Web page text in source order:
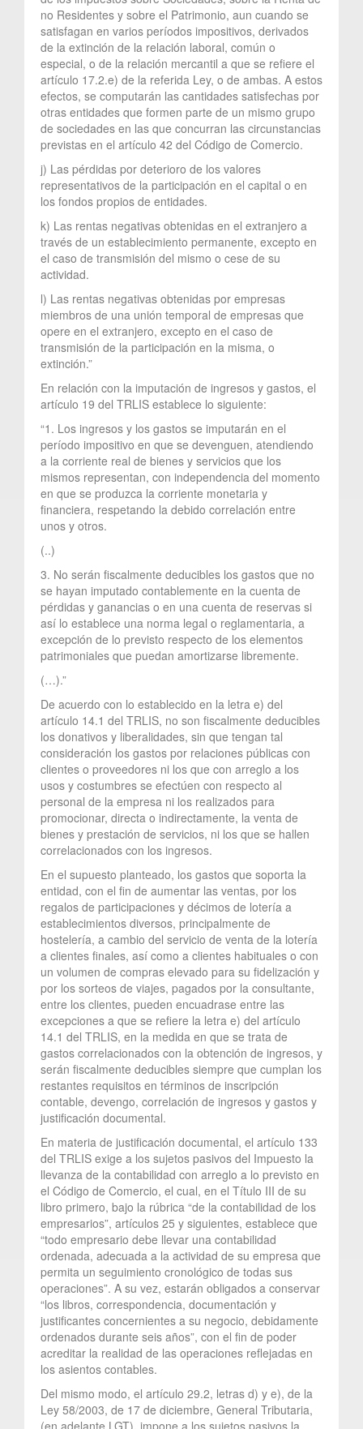
no Residentes y sobre el Patrimonio, aun cuando se
satisfagan en varios períodos impositivos, derivados
de la extinción de la relación laboral, común o
especial, o de la relación mercantil a que se refiere el
artículo 17.2.e) de la referida Ley, o de ambas. A estos
efectos, se computarán las cantidades satisfechas por
otras entidades que formen parte de un mismo grupo
de sociedades en las que concurran las circunstancias
previstas en el artículo 42 del Código de Comercio.
j) Las pérdidas por deterioro de los valores
representativos de la participación en el capital o en
los fondos propios de entidades.
k) Las rentas negativas obtenidas en el extranjero a
través de un establecimiento permanente, excepto en
el caso de transmisión del mismo o cese de su
actividad.
l) Las rentas negativas obtenidas por empresas
miembros de una unión temporal de empresas que
opere en el extranjero, excepto en el caso de
transmisión de la participación en la misma, o
extinción.”
En relación con la imputación de ingresos y gastos, el
artículo 19 del TRLIS establece lo siguiente:
“1. Los ingresos y los gastos se imputarán en el
período impositivo en que se devenguen, atendiendo
a la corriente real de bienes y servicios que los
mismos representan, con independencia del momento
en que se produzca la corriente monetaria y
financiera, respetando la debido correlación entre
unos y otros.
(..)
3. No serán fiscalmente deducibles los gastos que no
se hayan imputado contablemente en la cuenta de
pérdidas y ganancias o en una cuenta de reservas si
así lo establece una norma legal o reglamentaria, a
excepción de lo previsto respecto de los elementos
patrimoniales que puedan amortizarse libremente.
(…).”
De acuerdo con lo establecido en la letra e) del
artículo 14.1 del TRLIS, no son fiscalmente deducibles
los donativos y liberalidades, sin que tengan tal
consideración los gastos por relaciones públicas con
clientes o proveedores ni los que con arreglo a los
usos y costumbres se efectúen con respecto al
personal de la empresa ni los realizados para
promocionar, directa o indirectamente, la venta de
bienes y prestación de servicios, ni los que se hallen
correlacionados con los ingresos.
En el supuesto planteado, los gastos que soporta la
entidad, con el fin de aumentar las ventas, por los
regalos de participaciones y décimos de lotería a
establecimientos diversos, principalmente de
hostelería, a cambio del servicio de venta de la lotería
a clientes finales, así como a clientes habituales o con
un volumen de compras elevado para su fidelización y
por los sorteos de viajes, pagados por la consultante,
entre los clientes, pueden encuadrase entre las
excepciones a que se refiere la letra e) del artículo
14.1 del TRLIS, en la medida en que se trata de
gastos correlacionados con la obtención de ingresos, y
serán fiscalmente deducibles siempre que cumplan los
restantes requisitos en términos de inscripción
contable, devengo, correlación de ingresos y gastos y
justificación documental.
En materia de justificación documental, el artículo 133
del TRLIS exige a los sujetos pasivos del Impuesto la
llevanza de la contabilidad con arreglo a lo previsto en
el Código de Comercio, el cual, en el Título III de su
libro primero, bajo la rúbrica “de la contabilidad de los
empresarios”, artículos 25 y siguientes, establece que
“todo empresario debe llevar una contabilidad
ordenada, adecuada a la actividad de su empresa que
permita un seguimiento cronológico de todas sus
operaciones”. A su vez, estarán obligados a conservar
“los libros, correspondencia, documentación y
justificantes concernientes a su negocio, debidamente
ordenados durante seis años”, con el fin de poder
acreditar la realidad de las operaciones reflejadas en
los asientos contables.
Del mismo modo, el artículo 29.2, letras d) y e), de la
Ley 58/2003, de 17 de diciembre, General Tributaria,
(en adelante LGT), impone a los sujetos pasivos la